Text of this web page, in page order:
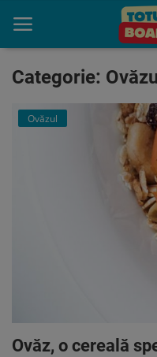
Acasă
Programează o
Produse benefice
Categorie: Ovăzul
Ovăzul
Ovăz, o cereală